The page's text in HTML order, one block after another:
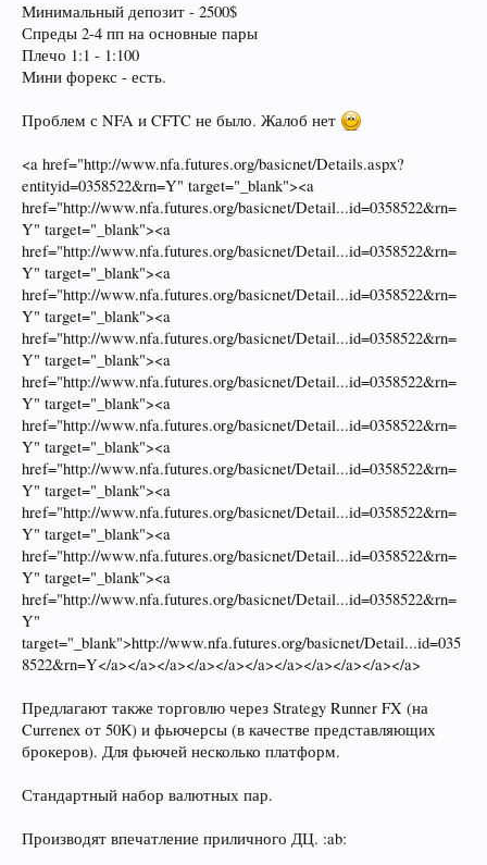
Минимальный депозит - 2500$
Спреды 2-4 пп на основные пары
Плечо 1:1 - 1:100
Мини форекс - есть.
Проблем с NFA и CFTC не было. Жалоб нет
<a href="http://www.nfa.futures.org/basicnet/Details.aspx?
entityid=0358522&rn=Y" target="_blank"><a
href="http://www.nfa.futures.org/basicnet/Detail...id=0358522&rn=
Y" target="_blank"><a
href="http://www.nfa.futures.org/basicnet/Detail...id=0358522&rn=
Y" target="_blank"><a
href="http://www.nfa.futures.org/basicnet/Detail...id=0358522&rn=
Y" target="_blank"><a
href="http://www.nfa.futures.org/basicnet/Detail...id=0358522&rn=
Y" target="_blank"><a
href="http://www.nfa.futures.org/basicnet/Detail...id=0358522&rn=
Y" target="_blank"><a
href="http://www.nfa.futures.org/basicnet/Detail...id=0358522&rn=
Y" target="_blank"><a
href="http://www.nfa.futures.org/basicnet/Detail...id=0358522&rn=
Y" target="_blank"><a
href="http://www.nfa.futures.org/basicnet/Detail...id=0358522&rn=
Y" target="_blank"><a
href="http://www.nfa.futures.org/basicnet/Detail...id=0358522&rn=
Y" target="_blank"><a
href="http://www.nfa.futures.org/basicnet/Detail...id=0358522&rn=
Y"
target="_blank">http://www.nfa.futures.org/basicnet/Detail...id=035
8522&rn=Y</a></a></a></a></a></a></a></a></a></a></a>
Предлагают также торговлю через Strategy Runner FX (на
Currenex от 50К) и фьючерсы (в качестве представляющих
брокеров). Для фьючей несколько платформ.
Стандартный набор валютных пар.
Производят впечатление приличного ДЦ. :ab: